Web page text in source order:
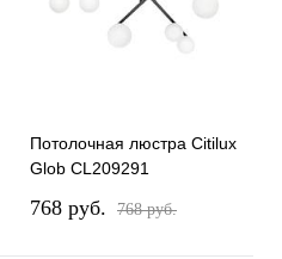
Потолочная люстра Citilux
Glob CL209291
768 pуб. 768 pуб.